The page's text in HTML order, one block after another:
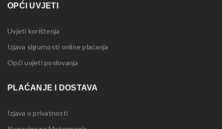
OPĆI UVJETI
Uvjeti korištenja
Izjava sigurnosti online plaćanja
Opći uvjeti poslovanja
PLAĆANJE I DOSTAVA
Izjava o privatnosti